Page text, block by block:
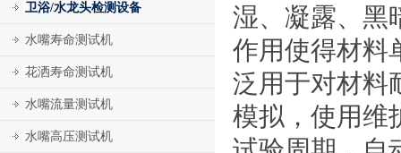
卫浴/水龙头检测设备
水嘴寿命测试机
花洒寿命测试机
水嘴流量测试机
水嘴高压测试机
湿、凝露、黑
作用使得材料
泛用于对材料
模拟，使用维